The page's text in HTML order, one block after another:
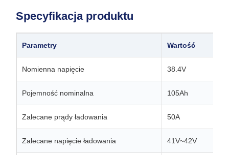
Specyfikacja produktu
Parametry Wartość
Nomienna napięcie 38.4V
Pojemność nominalna 105Ah
Zalecane prądy ładowania 50A
Zalecane napięcie ładowania 41V~42V